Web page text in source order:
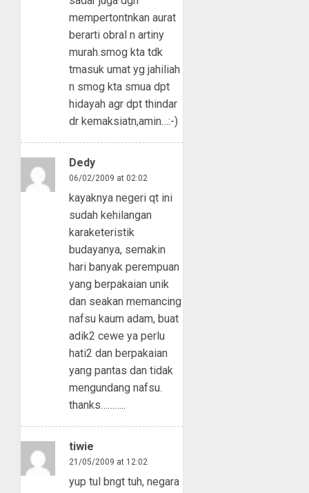
mempertontnkan aurat
berarti obral n artiny
murah.smog kta tdk
tmasuk umat yg jahiliah
n smog kta smua dpt
hidayah agr dpt thindar
dr kemaksiatn,amin…:-)
Dedy
06/02/2009 at 02:02
kayaknya negeri qt ini
sudah kehilangan
karaketeristik
budayanya, semakin
hari banyak perempuan
yang berpakaian unik
dan seakan memancing
nafsu kaum adam, buat
adik2 cewe ya perlu
hati2 dan berpakaian
yang pantas dan tidak
mengundang nafsu.
thanks………..
tiwie
21/05/2009 at 12:02
yup tul bngt tuh, negara